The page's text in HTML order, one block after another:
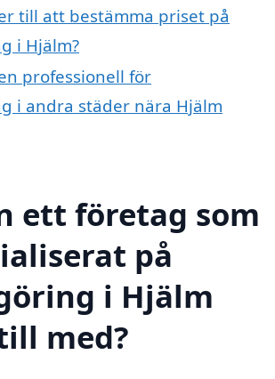
till att bestämma priset på
i Hjälm?
professionell för
i andra städer nära Hjälm
ett företag som
på
i Hjälm
med?